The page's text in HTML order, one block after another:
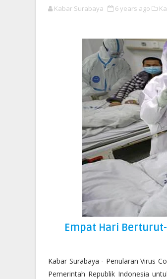
Kabar Surabaya 6 years ago
Empat Hari
Kabar Surabaya - Penularan Virus
Pemerintah Republik Indonesia